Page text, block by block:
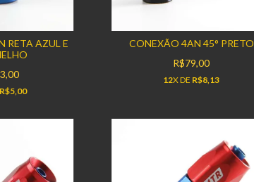
RETA AZUL E
R$5,00
CONEXÃO 4AN 45° PRETO
R$79,00
12X DE R$8,13